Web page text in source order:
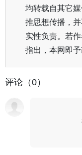
均转载自其它
推思想传播，
实性负责。若
指出，本网即予
评论（0）